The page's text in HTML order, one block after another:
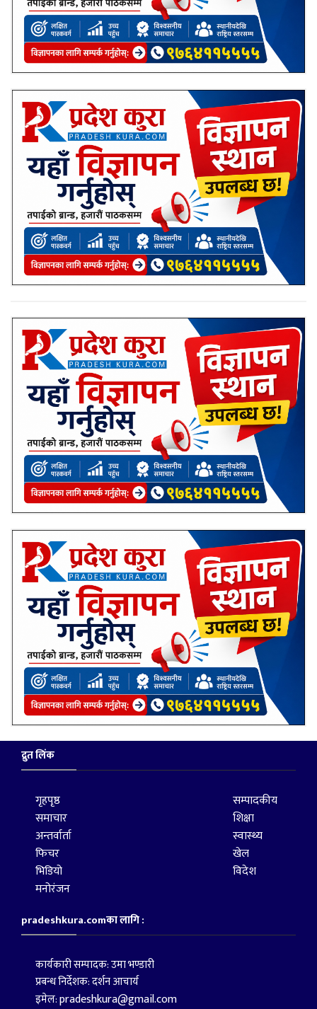
द्रुत लिंक
गृहपृष्ठ
समाचार
अन्तर्वार्ता
फिचर
भिडियो
मनोरंजन
सम्पादकीय
शिक्षा
स्वास्थ्य
खेल
विदेश
pradeshkura.comका लागि :
कार्यकारी सम्पादक: उमा भण्डारी
प्रबन्ध निर्देशक: दर्शन आचार्य
इमेल:pradeshkura@gmail.com